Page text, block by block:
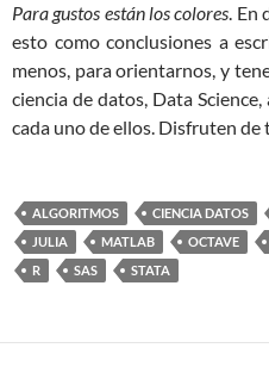
Para gustos están los colores. En
esto como conclusiones a
menos, para orientarnos, y
ciencia de datos, Data
cada uno de ellos. Disfruten de
ALGORITMOS CIENCIA DATOS
JULIA
MATLAB OCTAVE
R
SAS STATA